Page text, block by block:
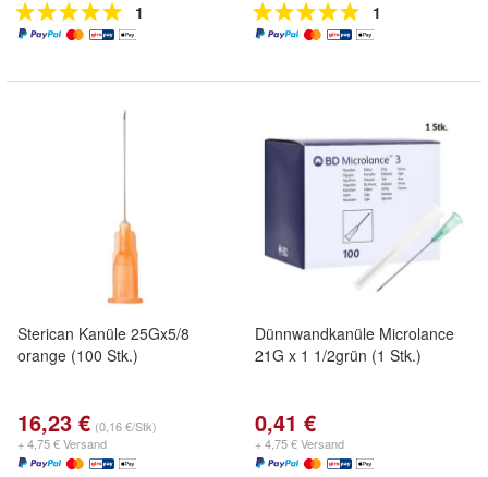
1 1
Sterican Kanüle 25Gx5/8
orange (100 Stk.)
16,23 € (0,16 €/Stk)
+ 4,75 € Versand
Dünnwandkanüle Microlance
21G x 1 1/2grün (1 Stk.)
0,41 €
+ 4,75 € Versand